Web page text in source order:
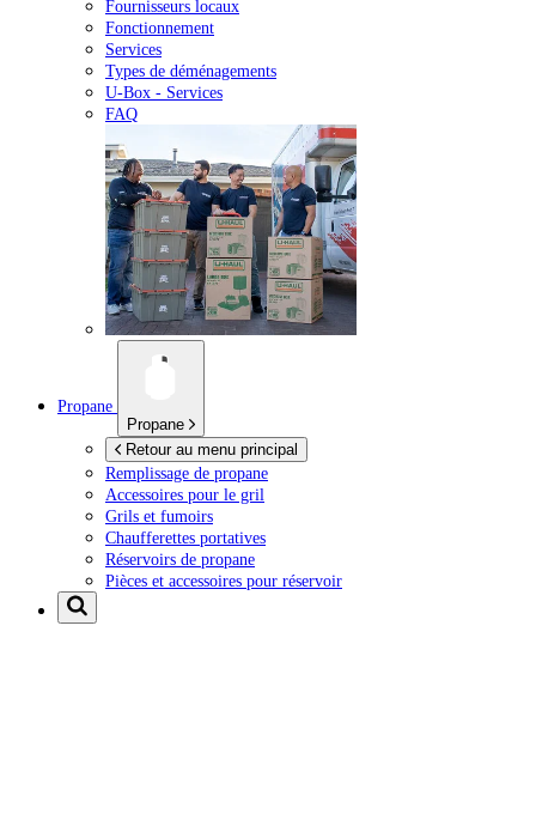
Fournisseurs locaux
Fonctionnement
Services
Types de déménagements
U-Box - Services
FAQ
Propane
Propane
Retour au menu principal
Remplissage de propane
Accessoires pour le gril
Grils et fumoirs
Chaufferettes portatives
Réservoirs de propane
Pièces et accessoires pour réservoir